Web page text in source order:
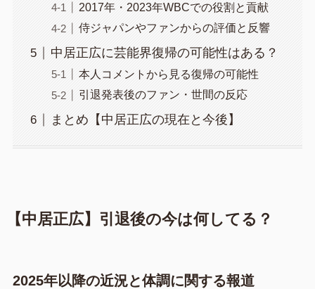
2017年・2023年WBCでの役割と貢献
侍ジャパンやファンからの評価と反響
中居正広に芸能界復帰の可能性はある？
本人コメントから見る復帰の可能性
引退発表後のファン・世間の反応
まとめ【中居正広の現在と今後】
【中居正広】引退後の今は何してる？
2025年以降の近況と体調に関する報道